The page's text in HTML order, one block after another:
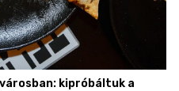
kipróbáltuk a